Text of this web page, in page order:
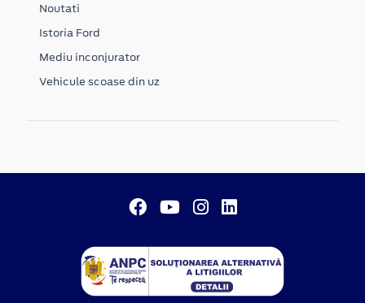
Noutati
Istoria Ford
Mediu inconjurator
Vehicule scoase din uz